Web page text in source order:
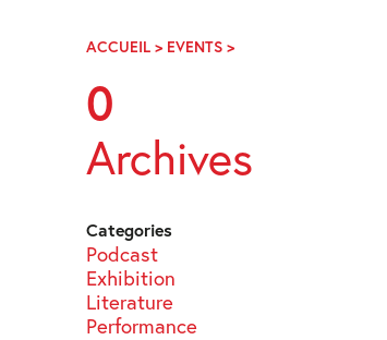
NavigationACCUEIL > EVENTS >PAGE
0
Archives
Categories
Podcast
Exhibition
Literature
Performance